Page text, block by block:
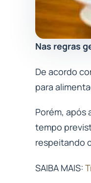
Nas regras
De acordo
para
Porém, após
tempo
respeitando
SAIBA MAIS: